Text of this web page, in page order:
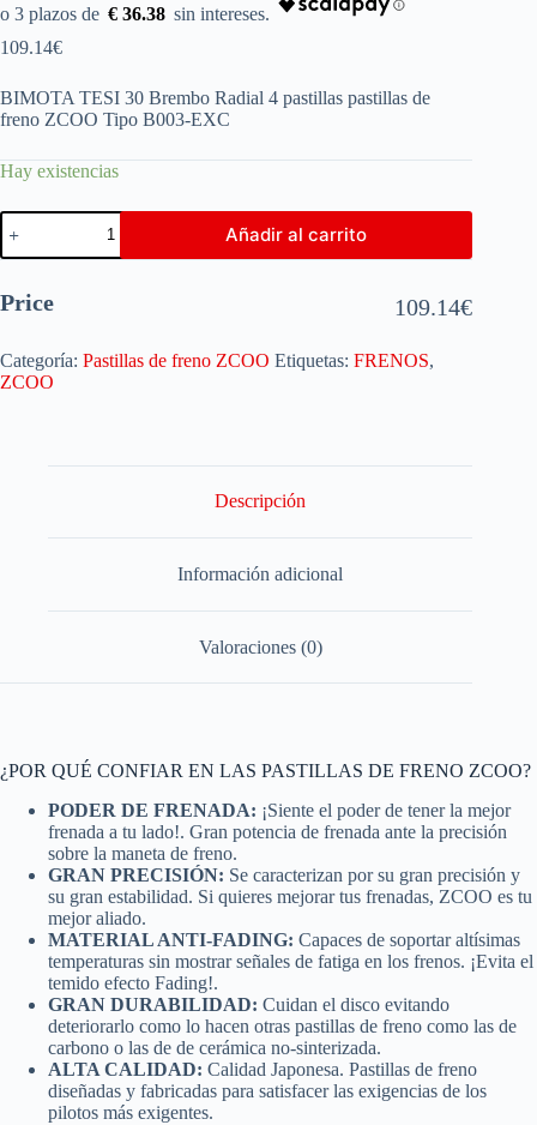
€ 36.38
109.14€
BIMOTA TESI 30 Brembo Radial 4 pastillas pastillas de
freno ZCOO Tipo B003-EXC
Hay existencias
Añadir al carrito
Price 109.14€
Categoría: Pastillas de freno ZCOO Etiquetas: FRENOS,
ZCOO
Descripción
Información adicional
Valoraciones (0)
¿POR QUÉ CONFIAR EN LAS PASTILLAS DE FRENO ZCOO?
PODER DE FRENADA: ¡Siente el poder de tener la mejor
frenada a tu lado!. Gran potencia de frenada ante la precisión
sobre la maneta de freno.
GRAN PRECISIÓN: Se caracterizan por su gran precisión y
su gran estabilidad. Si quieres mejorar tus frenadas, ZCOO es tu
mejor aliado.
MATERIAL ANTI-FADING: Capaces de soportar altísimas
temperaturas sin mostrar señales de fatiga en los frenos. ¡Evita el
temido efecto Fading!.
GRAN DURABILIDAD: Cuidan el disco evitando
deteriorarlo como lo hacen otras pastillas de freno como las de
carbono o las de de cerámica no-sinterizada.
ALTA CALIDAD: Calidad Japonesa. Pastillas de freno
diseñadas y fabricadas para satisfacer las exigencias de los
pilotos más exigentes.